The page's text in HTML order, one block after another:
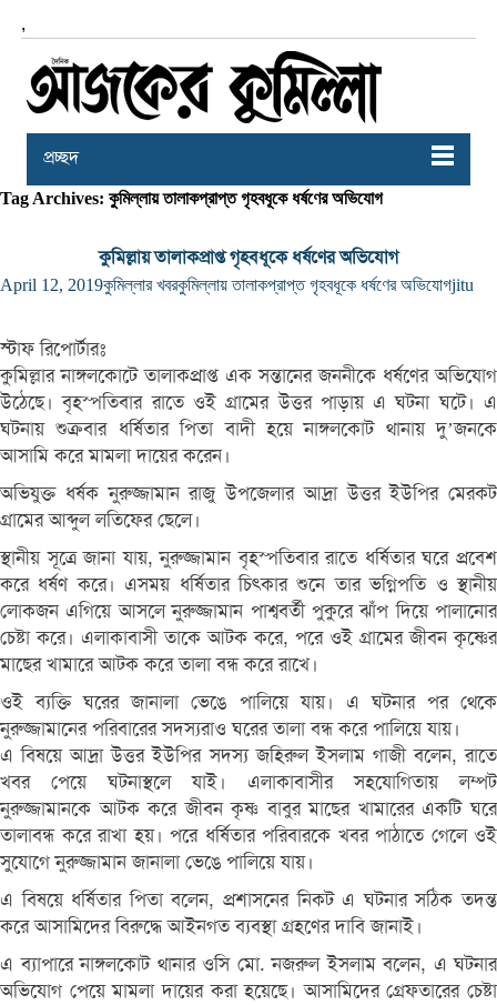
,
প্রচ্ছদ
Tag Archives: কুমিল্লায় তালাকপ্রাপ্ত গৃহবধূকে ধর্ষণের অভিযোগ
কুমিল্লায় তালাকপ্রাপ্ত গৃহবধূকে ধর্ষণের অভিযোগ
April 12, 2019কুমিল্লার খবরকুমিল্লায় তালাকপ্রাপ্ত গৃহবধূকে ধর্ষণের অভিযোগjitu
স্টাফ রিপোর্টারঃ
কুমিল্লার নাঙ্গলকোটে তালাকপ্রাপ্ত এক সন্তানের জননীকে ধর্ষণের অভিযোগ
উঠেছে। বৃহস্পতিবার রাতে ওই গ্রামের উত্তর পাড়ায় এ ঘটনা ঘটে। এ
ঘটনায় শুক্রবার ধর্ষিতার পিতা বাদী হয়ে নাঙ্গলকোট থানায় দু’জনকে
আসামি করে মামলা দায়ের করেন।
অভিযুক্ত ধর্ষক নুরুজ্জামান রাজু উপজেলার আদ্রা উত্তর ইউপির মেরকট
গ্রামের আব্দুল লতিফের ছেলে।
স্থানীয় সূত্রে জানা যায়, নুরুজ্জামান বৃহস্পতিবার রাতে ধর্ষিতার ঘরে প্রবেশ
করে ধর্ষণ করে। এসময় ধর্ষিতার চিৎকার শুনে তার ভগ্নিপতি ও স্থানীয়
লোকজন এগিয়ে আসলে নুরুজ্জামান পাশ্ববর্তী পুকুরে ঝাঁপ দিয়ে পালানোর
চেষ্টা করে। এলাকাবাসী তাকে আটক করে, পরে ওই গ্রামের জীবন কৃষ্ণের
মাছের খামারে আটক করে তালা বন্ধ করে রাখে।
ওই ব্যক্তি ঘরের জানালা ভেঙে পালিয়ে যায়। এ ঘটনার পর থেকে
নুরুজ্জামানের পরিবারের সদস্যরাও ঘরের তালা বন্ধ করে পালিয়ে যায়।
এ বিষয়ে আদ্রা উত্তর ইউপির সদস্য জহিরুল ইসলাম গাজী বলেন, রাতে
খবর পেয়ে ঘটনাস্থলে যাই। এলাকাবাসীর সহযোগিতায় লম্পট
নুরুজ্জামানকে আটক করে জীবন কৃষ্ণ বাবুর মাছের খামারের একটি ঘরে
তালাবন্ধ করে রাখা হয়। পরে ধর্ষিতার পরিবারকে খবর পাঠাতে গেলে ওই
সুযোগে নুরুজ্জামান জানালা ভেঙে পালিয়ে যায়।
এ বিষয়ে ধর্ষিতার পিতা বলেন, প্রশাসনের নিকট এ ঘটনার সঠিক তদন্ত
করে আসামিদের বিরুদ্ধে আইনগত ব্যবস্থা গ্রহণের দাবি জানাই।
এ ব্যাপারে নাঙ্গলকোট থানার ওসি মো. নজরুল ইসলাম বলেন, এ ঘটনার
অভিযোগ পেয়ে মামলা দায়ের করা হয়েছে। আসামিদের গ্রেফতারের চেষ্টা